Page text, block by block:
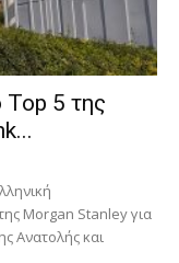
5 της
Morgan Stanley για
Ανατολής και